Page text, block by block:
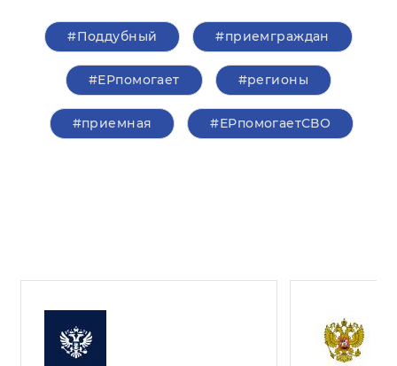
#Поддубный #приемграждан
#ЕРпомогает #регионы
#приемная #ЕРпомогаетСВО